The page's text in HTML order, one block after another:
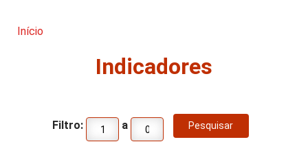
Início
Indicadores
Filtro: a